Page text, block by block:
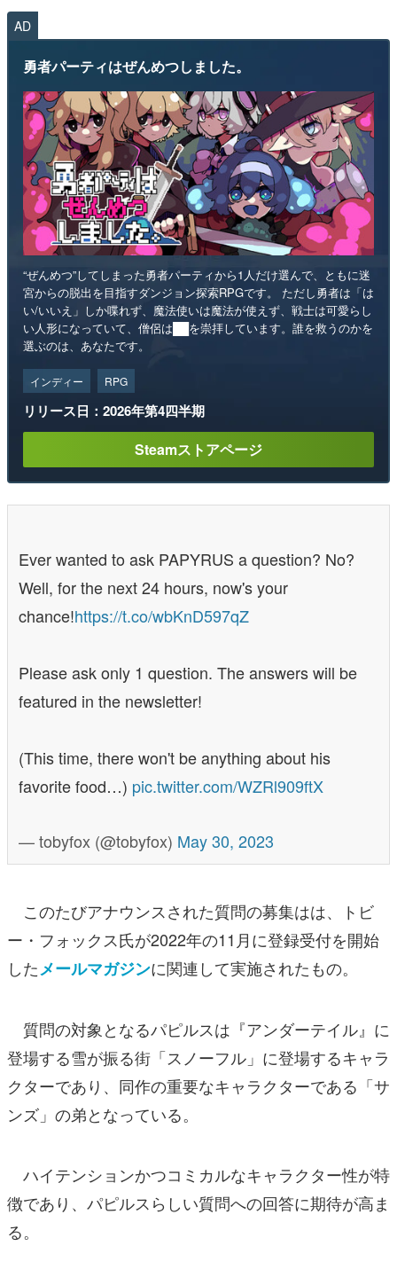
AD
勇者パーティはぜんめつしました。
“ぜんめつ”してしまった勇者パーティから1人だけ選んで、ともに迷
宮からの脱出を目指すダンジョン探索RPGです。 ただし勇者は「は
い/いいえ」しか喋れず、魔法使いは魔法が使えず、戦士は可愛らし
い人形になっていて、僧侶は██を崇拝しています。誰を救うのかを
選ぶのは、あなたです。
インディー RPG
リリース日：2026年第4四半期
Steamストアページ
Ever wanted to ask PAPYRUS a question? No?
Well, for the next 24 hours, now's your
chance!https://t.co/wbKnD597qZ
Please ask only 1 question. The answers will be
featured in the newsletter!
(This time, there won't be anything about his
favorite food…) pic.twitter.com/WZRl909ftX
— tobyfox (@tobyfox) May 30, 2023
このたびアナウンスされた質問の募集はは、トビ
ー・フォックス氏が2022年の11月に登録受付を開始
したメールマガジンに関連して実施されたもの。
質問の対象となるパピルスは『アンダーテイル』に
登場する雪が振る街「スノーフル」に登場するキャラ
クターであり、同作の重要なキャラクターである「サ
ンズ」の弟となっている。
ハイテンションかつコミカルなキャラクター性が特
徴であり、パピルスらしい質問への回答に期待が高ま
る。